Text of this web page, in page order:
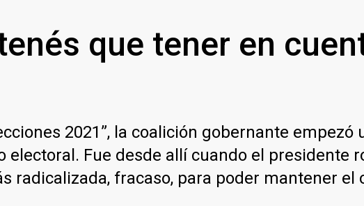
que tener en
2021”, la coalición gobernante
electoral. Fue desde allí cuando el presidente
radicalizada, fracaso, para poder mantener el